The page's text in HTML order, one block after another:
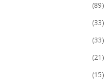
(89)
(33)
(33)
(21)
(15)